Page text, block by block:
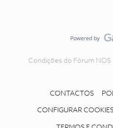
Condições do Fórum NOS
CONTACTOS
CONFIGURAR COOKIES